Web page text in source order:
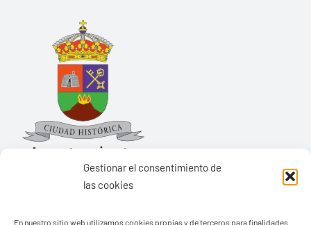
Gestionar el consentimiento de
las cookies
En nuestro sitio web utilizamos cookies propias y de terceros para finalidades